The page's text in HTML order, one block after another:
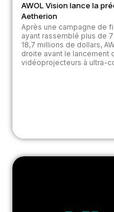
AWOL Vision lance la
Aetherion
Après une campagne de
ayant rassemblé plus de
18,7 millions de dollars,
droite avant le lancement
vidéoprojecteurs à ultra-